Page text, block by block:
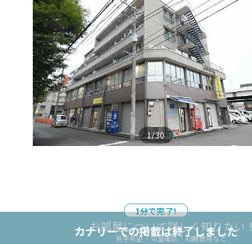
1/30
1分で完了!
お部屋について詳しく知りたい !
見学希望・空室確認・初期費用など
カナリーでの掲載は終了しました